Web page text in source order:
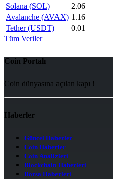
Solana (SOL)
2.06
Avalanche (AVAX) 1.16
Tether (USDT)
0.01
Tüm Veriler
Coin Portalı
Coin dünyasına açılan kapı !
Haberler
Güncel Haberler
Coin Haberler
Coin Analizleri
Blockchain Haberleri
Borsa Haberleri